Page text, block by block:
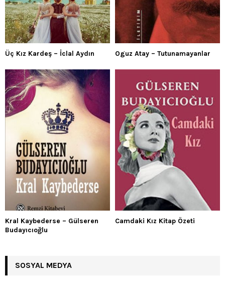
Üç Kız Kardeş – İclal Aydın Oguz Atay – Tutunamayanlar
Kral Kaybederse – Gülseren
Budayıcıoğlu
Camdaki Kız Kitap Özeti
SOSYAL MEDYA